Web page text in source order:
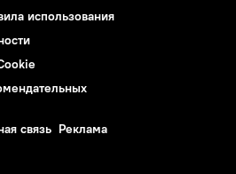
использования
связь Реклама